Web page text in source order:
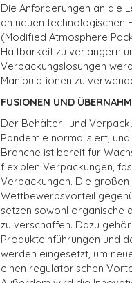
Die Anforderungen an die
an neuen technologischen
(Modified Atmosphere
Haltbarkeit zu verlängern
Verpackungslösungen
Manipulationen zu
FUSIONEN UND
Der Behälter- und
Pandemie normalisiert,
Branche ist bereit für
flexiblen Verpackungen,
Verpackungen. Die großen
Wettbewerbsvorteil
setzen sowohl organische
zu verschaffen. Dazu
Produkteinführungen und
werden eingesetzt, um
einen regulatorischen